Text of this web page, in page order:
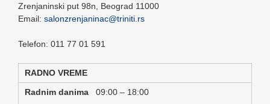
Zrenjaninski put 98n, Beograd 11000
Email: salonzrenjaninac@triniti.rs
Telefon: 011 77 01 591
RADNO VREME
Radnim danima 09:00 – 18:00